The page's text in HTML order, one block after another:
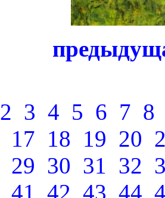
2 3 4 5 6 7 8
17 18 19 20
29 30 31 32
41 42 43 44